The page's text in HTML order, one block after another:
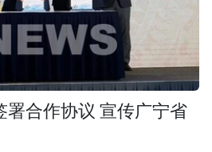
署合作协议 宣传广宁省